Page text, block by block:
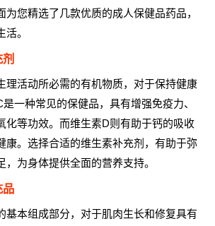
为您精选了几款优质的成人保健品药品，
。
理活动所必需的有机物质，对于保持健康
一种常见的保健品，具有增强免疫力、
化等功效。而维生素D则有助于钙的吸收
康。选择合适的维生素补充剂，有助于弥
为身体提供全面的营养支持。
品
基本组成部分，对于肌肉生长和修复具有